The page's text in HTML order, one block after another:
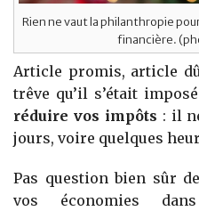
Rien ne vaut la philanthropie
financière.
Article promis, article
trêve qu’il s’était
réduire vos impôts : il
jours, voire quelques
Pas question bien sûr
vos économies